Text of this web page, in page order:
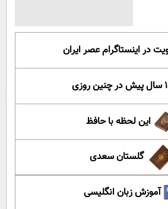
در اینستاگرام عصر ایران
روزی
این لحظه با حافظ
گلستان سعدی
آموزش زبان انگلیسی